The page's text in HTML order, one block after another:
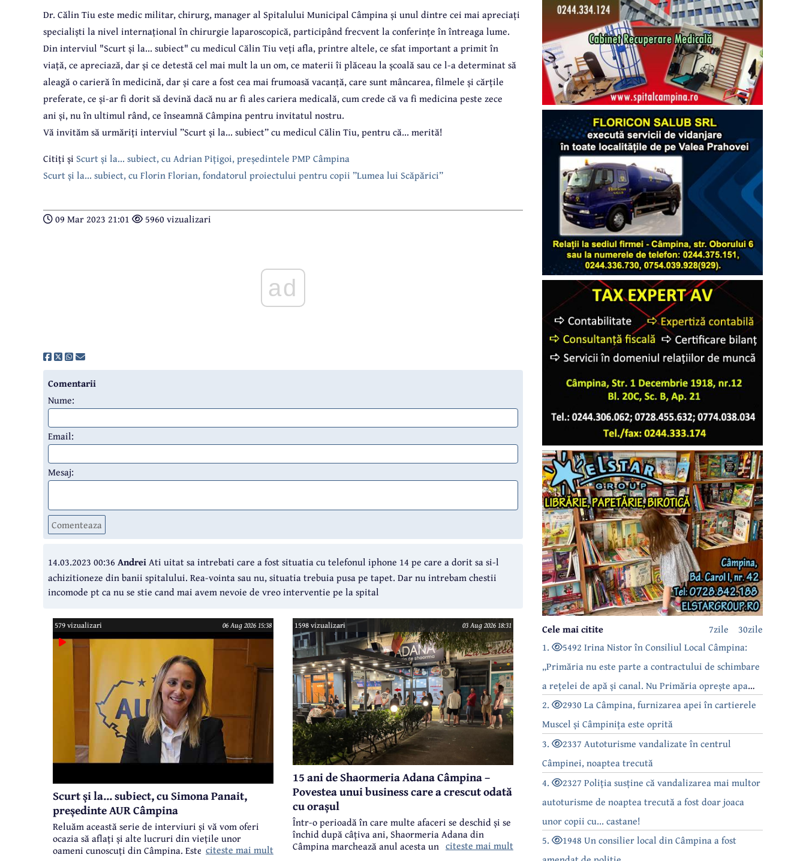
Dr. Călin Tiu este medic militar, chirurg, manager al Spitalului Municipal Câmpina și unul dintre cei mai apreciați
specialiști la nivel internațional în chirurgie laparoscopică, participând frecvent la conferințe în întreaga lume.
Din interviul "Scurt și la... subiect" cu medicul Călin Tiu veți afla, printre altele, ce sfat important a primit în
viață, ce apreciază, dar și ce detestă cel mai mult la un om, ce materii îi plăceau la școală sau ce l-a determinat să
aleagă o carieră în medicină, dar și care a fost cea mai frumoasă vacanță, care sunt mâncarea, filmele și cărțile
preferate, ce și-ar fi dorit să devină dacă nu ar fi ales cariera medicală, cum crede că va fi medicina peste zece
ani și, nu în ultimul rând, ce înseamnă Câmpina pentru invitatul nostru.
Vă invităm să urmăriți interviul ”Scurt și la... subiect” cu medicul Călin Tiu, pentru că... merită!
Citiți și Scurt și la... subiect, cu Adrian Pițigoi, președintele PMP Câmpina
Scurt și la... subiect, cu Florin Florian, fondatorul proiectului pentru copii ”Lumea lui Scăpărici”
09 Mar 2023 21:01 5960 vizualizari
ad
Comentarii
Nume:
Email:
Mesaj:
Comenteaza
14.03.2023 00:36 AndreiAti uitat sa intrebati care a fost situatia cu telefonul iphone 14 pe care a dorit sa si-l
achizitioneze din banii spitalului. Rea-vointa sau nu, situatia trebuia pusa pe tapet. Dar nu intrebam chestii
incomode pt ca nu se stie cand mai avem nevoie de vreo interventie pe la spital
30zile
7zile
Cele mai citite
1.
5492 Irina Nistor în Consiliul Local Câmpina:
„Primăria nu este parte a contractului de schimbare
a rețelei de apă și canal. Nu Primăria oprește apa
câmpinenilor!”
2.
2930 La Câmpina, furnizarea apei în cartierele
Muscel și Câmpinița este oprită
3.
2337 Autoturisme vandalizate în centrul
Câmpinei, noaptea trecută
4.
2327 Poliția susține că vandalizarea mai multor
autoturisme de noaptea trecută a fost doar joaca
unor copii cu... castane!
5.
1948 Un consilier local din Câmpina a fost
579 vizualizari 06 Aug 2026 15:38
Scurt și la... subiect, cu Simona Panait,
președinte AUR Câmpina
Reluăm această serie de interviuri și vă vom oferi
ocazia să aflați și alte lucruri din viețile unor
oameni cunoscuți din Câmpina. Este un format flash-
citeste mai mult
1598 vizualizari 03 Aug 2026 18:31
15 ani de Shaormeria Adana Câmpina –
Povestea unui business care a crescut odată
cu orașul
Într-o perioadă în care multe afaceri se deschid și se
închid după câțiva ani, Shaormeria Adana din
Câmpina marchează anul acesta un momentciteste mai mult